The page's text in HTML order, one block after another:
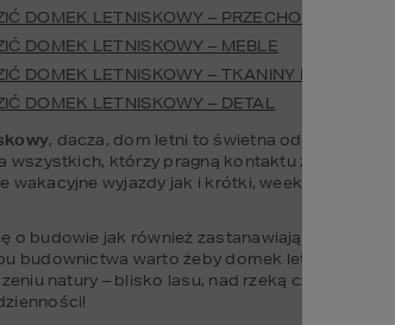
DOMEK LETNISKOWY – MEBLE
DOMEK LETNISKOWY – TKANINY I
DOMEK LETNISKOWY – DETAL
, dacza, dom letni to świetna odskocznia
wszystkich, którzy pragną kontaktu z naturą,
wakacyjne wyjazdy jak i krótki, weekendowy
o budowie jak również zastanawiając się jak
budownictwa warto żeby domek letniskowy
natury – blisko lasu, nad rzeką czy